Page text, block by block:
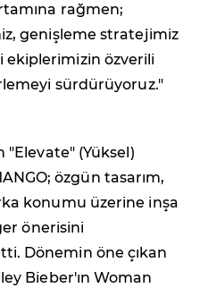
rağmen;
genişleme stratejimiz
ekiplerimizin özverili
sürdürüyoruz."
(Yüksel)
özgün tasarım,
konumu üzerine inşa
önerisini
Dönemin öne çıkan
Bieber'ın Woman